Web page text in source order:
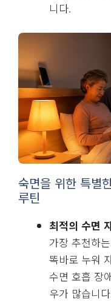
니다.
숙면을 위한 특별
루틴
최적의 수면
가장 추천하
똑바로 누워
수면 호흡 장
우가 많습니